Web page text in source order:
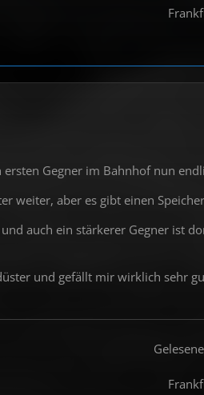
Gegner im Bahnhof nun
weiter, aber es gibt einen
auch ein stärkerer Gegner ist
und gefällt mir wirklich sehr